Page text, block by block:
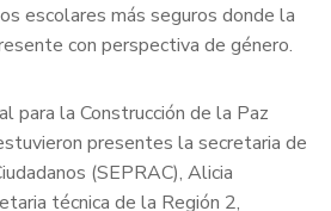
escolares más seguros donde la
con perspectiva de género.
para la Construcción de la Paz
presentes la secretaria de
(SEPRAC), Alicia
técnica de la Región 2,